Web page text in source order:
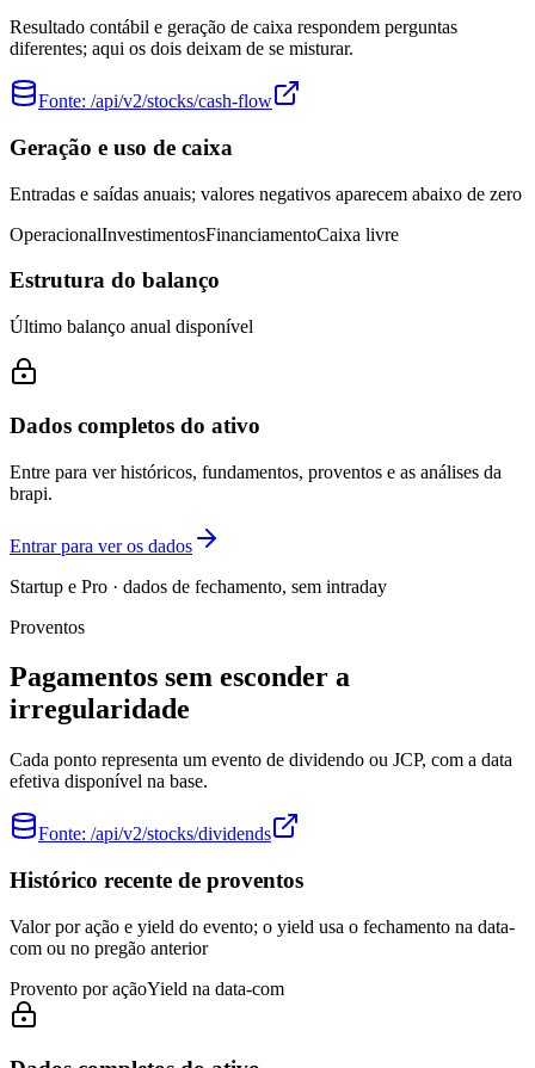
Resultado contábil e geração de caixa respondem perguntas
diferentes; aqui os dois deixam de se misturar.
Fonte: /api/v2/stocks/cash-flow
Geração e uso de caixa
Entradas e saídas anuais; valores negativos aparecem abaixo de zero
OperacionalInvestimentosFinanciamentoCaixa livre
Estrutura do balanço
Último balanço anual disponível
Dados completos do ativo
Entre para ver históricos, fundamentos, proventos e as análises da
brapi.
Entrar para ver os dados
Startup e Pro · dados de fechamento, sem intraday
Proventos
Pagamentos sem esconder a
irregularidade
Cada ponto representa um evento de dividendo ou JCP, com a data
efetiva disponível na base.
Fonte: /api/v2/stocks/dividends
Histórico recente de proventos
Valor por ação e yield do evento; o yield usa o fechamento na data-
com ou no pregão anterior
Provento por açãoYield na data-com